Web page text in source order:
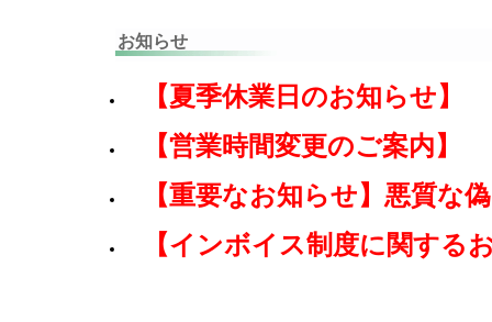
お知らせ
【夏季休業日のお知らせ】
【営業時間変更のご案内】
【重要なお知らせ】悪質な
【インボイス制度に関する